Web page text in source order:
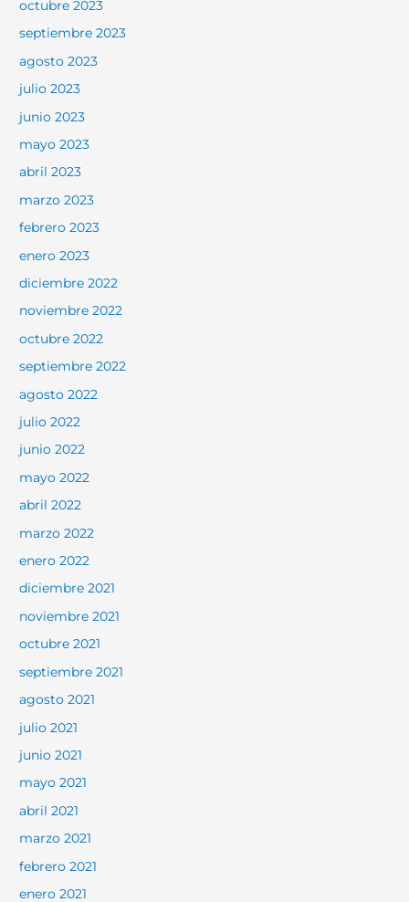
octubre 2023
septiembre 2023
agosto 2023
julio 2023
junio 2023
mayo 2023
abril 2023
marzo 2023
febrero 2023
enero 2023
diciembre 2022
noviembre 2022
octubre 2022
septiembre 2022
agosto 2022
julio 2022
junio 2022
mayo 2022
abril 2022
marzo 2022
enero 2022
diciembre 2021
noviembre 2021
octubre 2021
septiembre 2021
agosto 2021
julio 2021
junio 2021
mayo 2021
abril 2021
marzo 2021
febrero 2021
enero 2021